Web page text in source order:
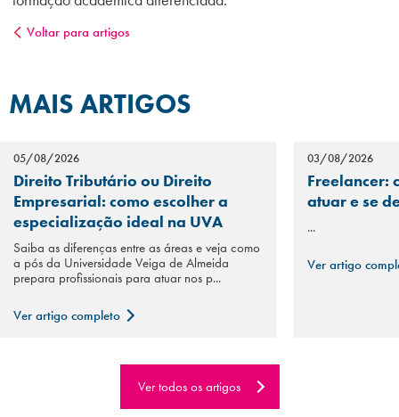
Voltar para artigos
MAIS ARTIGOS
05/08/2026
Direito Tributário ou Direito
Empresarial: como escolher a
especialização ideal na UVA
Saiba as diferenças entre as áreas e veja como
a pós da Universidade Veiga de Almeida
prepara profissionais para atuar nos p...
Ver artigo completo
03/08/2026
Freelancer:
atuar e se
...
Ver artigo
Ver todos os artigos